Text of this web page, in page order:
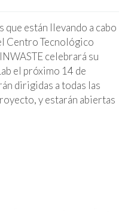
que están llevando a cabo
Centro Tecnológico
celebrará su
el próximo 14 de
dirigidas a todas las
y estarán abiertas